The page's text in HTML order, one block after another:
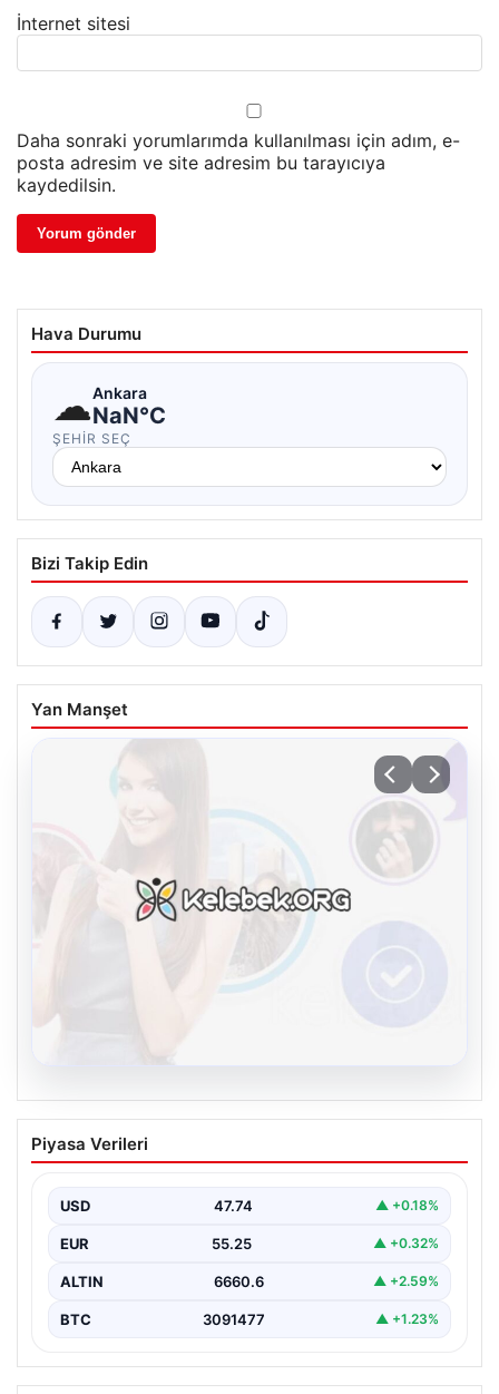
İnternet sitesi
Daha sonraki yorumlarımda kullanılması için adım, e-
posta adresim ve site adresim bu tarayıcıya
kaydedilsin.
Hava Durumu
☁Ankara
NaN°C
ŞEHIR SEÇ
Bizi Takip Edin
Yan Manşet
Kelebek chat adresi İle Çevrim içi
İletişimin Güvenli Adresi Ve Sohbet
Sanal çağında bireylerin kaliteli bir tarzda irtibat kurması
Piyasa Verileri
USD 47.74 ▲ +0.18%
EUR 55.25 ▲ +0.32%
ALTIN 6660.6 ▲ +2.59%
BTC 3091477 ▲ +1.23%